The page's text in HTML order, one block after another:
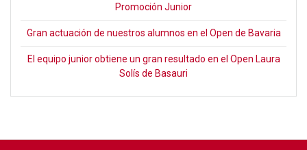
Promoción Junior
Gran actuación de nuestros alumnos en el Open de Bavaria
El equipo junior obtiene un gran resultado en el Open Laura
Solís de Basauri